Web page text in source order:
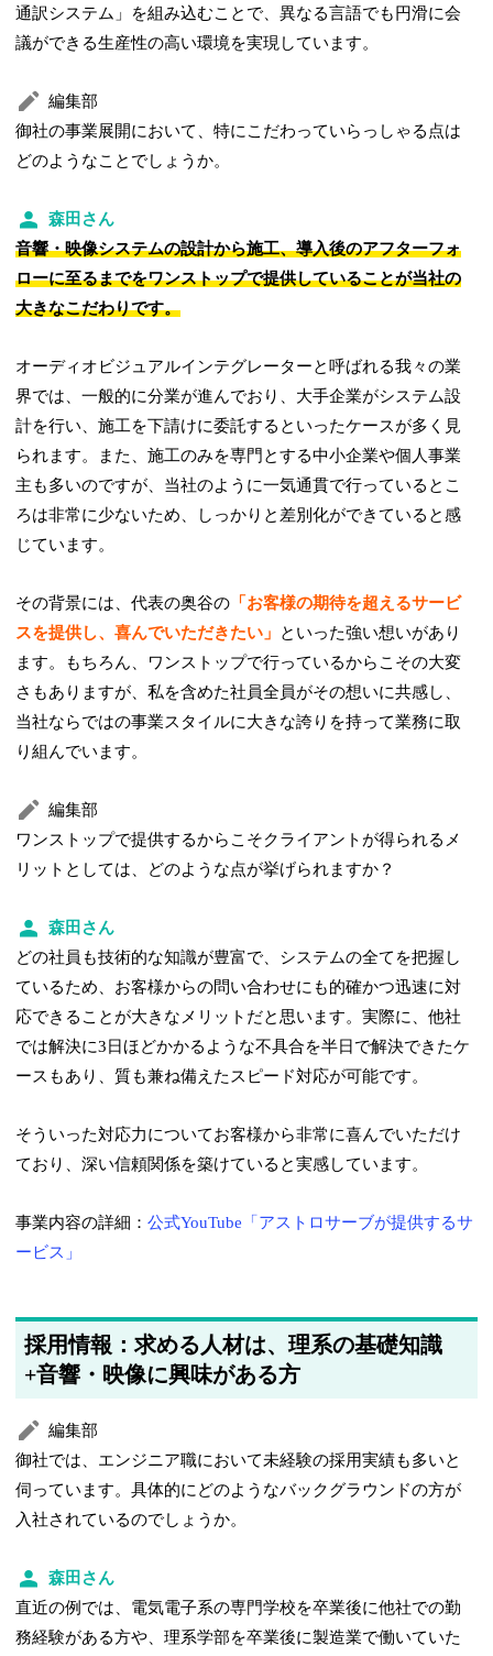
通訳システム」を組み込むことで、異なる言語でも円滑に会
議ができる生産性の高い環境を実現しています。
編集部
御社の事業展開において、特にこだわっていらっしゃる点は
どのようなことでしょうか。
森田さん
音響・映像システムの設計から施工、導入後のアフターフォ
ローに至るまでをワンストップで提供していることが当社の
大きなこだわりです。
オーディオビジュアルインテグレーターと呼ばれる我々の業
界では、一般的に分業が進んでおり、大手企業がシステム設
計を行い、施工を下請けに委託するといったケースが多く見
られます。また、施工のみを専門とする中小企業や個人事業
主も多いのですが、当社のように一気通貫で行っているとこ
ろは非常に少ないため、しっかりと差別化ができていると感
じています。
その背景には、代表の奥谷の 「お客様の期待を超えるサービ
スを提供し、喜んでいただきたい」
といった強い想いがあり
ます。もちろん、ワンストップで行っているからこその大変
さもありますが、私を含めた社員全員がその想いに共感し、
当社ならではの事業スタイルに大きな誇りを持って業務に取
り組んでいます。
編集部
ワンストップで提供するからこそクライアントが得られるメ
リットとしては、どのような点が挙げられますか？
森田さん
どの社員も技術的な知識が豊富で、システムの全てを把握し
ているため、お客様からの問い合わせにも的確かつ迅速に対
応できることが大きなメリットだと思います。実際に、他社
では解決に3日ほどかかるような不具合を半日で解決できたケ
ースもあり、質も兼ね備えたスピード対応が可能です。
そういった対応力についてお客様から非常に喜んでいただけ
ており、深い信頼関係を築けていると実感しています。
事業内容の詳細：公式YouTube「アストロサーブが提供するサ
ービス」
採用情報：求める人材は、理系の基礎知識
+音響・映像に興味がある方
編集部
御社では、エンジニア職において未経験の採用実績も多いと
伺っています。具体的にどのようなバックグラウンドの方が
入社されているのでしょうか。
森田さん
直近の例では、電気電子系の専門学校を卒業後に他社での勤
務経験がある方や、理系学部を卒業後に製造業で働いていた